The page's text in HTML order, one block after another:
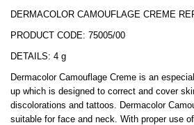
DERMACOLOR CAMOUFLAGE CREME
PRODUCT CODE: 75005/00
DETAILS: 4 g
Dermacolor Camouflage Creme is an
up which is designed to correct and cover
discolorations and tattoos. Dermacolor
suitable for face and neck. With proper use